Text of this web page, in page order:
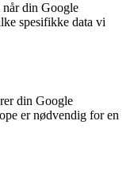
når din Google
spesifikke data vi
din Google
er nødvendig for en